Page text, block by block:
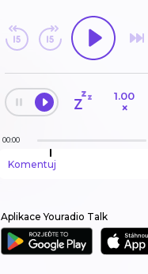
1.00
×
00:00
Komentuj
Aplikace Youradio Talk